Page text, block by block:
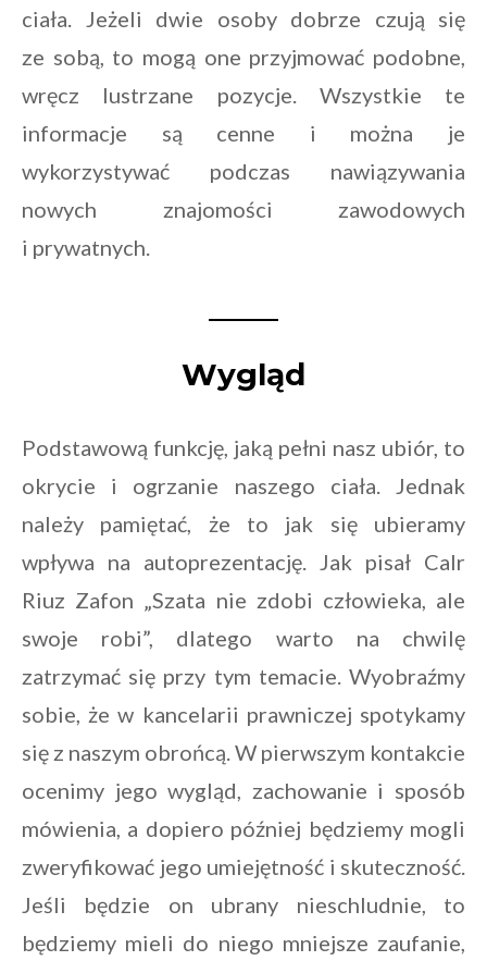
ciała. Jeżeli dwie osoby dobrze czują się
ze sobą, to mogą one przyjmować podobne,
wręcz lustrzane pozycje. Wszystkie te
informacje są cenne i można je
wykorzystywać podczas nawiązywania
nowych znajomości zawodowych
i prywatnych.
Wygląd
Podstawową funkcję, jaką pełni nasz ubiór, to
okrycie i ogrzanie naszego ciała. Jednak
należy pamiętać, że to jak się ubieramy
wpływa na autoprezentację. Jak pisał Calr
Riuz Zafon „Szata nie zdobi człowieka, ale
swoje robi”, dlatego warto na chwilę
zatrzymać się przy tym temacie. Wyobraźmy
sobie, że w kancelarii prawniczej spotykamy
się z naszym obrońcą. W pierwszym kontakcie
ocenimy jego wygląd, zachowanie i sposób
mówienia, a dopiero później będziemy mogli
zweryfikować jego umiejętność i skuteczność.
Jeśli będzie on ubrany nieschludnie, to
będziemy mieli do niego mniejsze zaufanie,